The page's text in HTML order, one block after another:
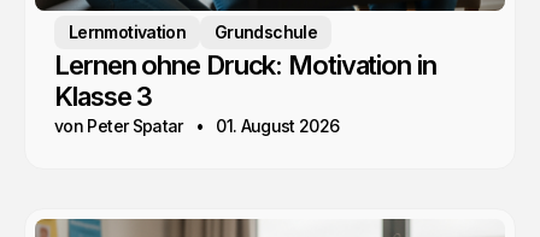
Lernmotivation Grundschule
Lernen ohne Druck: Motivation in
Klasse 3
von Peter Spatar 01. August 2026